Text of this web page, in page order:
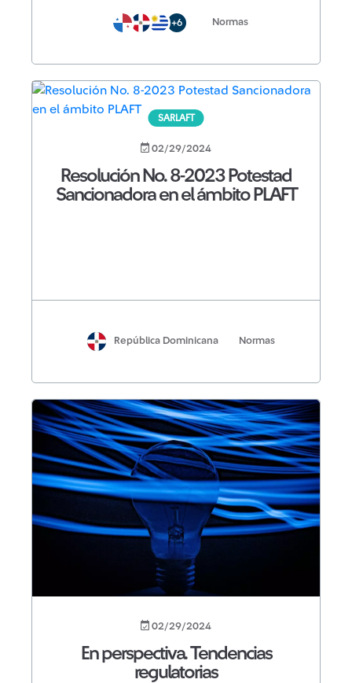
+6 Normas
SARLAFT
02/29/2024
Resolución No. 8-2023 Potestad
Sancionadora en el ámbito PLAFT
República Dominicana Normas
02/29/2024
En perspectiva. Tendencias
regulatorias